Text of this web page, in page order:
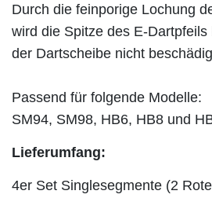
Durch die feinporige Lochung
wird die Spitze des E-
der Dartscheibe nicht
Passend für folgende Modelle:
SM94, SM98, HB6, HB8 und
Lieferumfang:
4er Set Singlesegmente (2